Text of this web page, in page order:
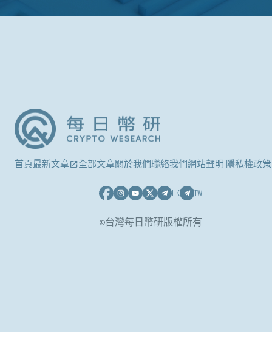
首頁最新文章 全部文章關於我們聯絡我們網站聲明 隱私權政策
HK TW
©台灣每日幣研版權所有